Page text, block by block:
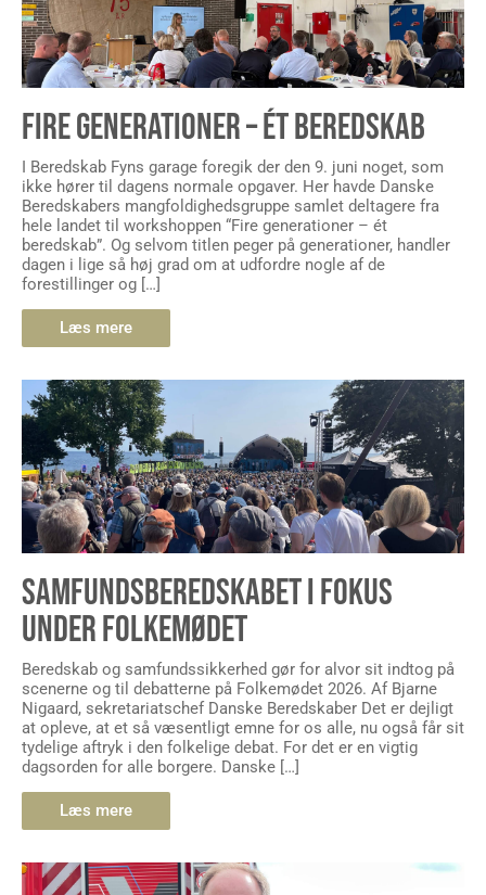
FIRE GENERATIONER – ÉT BEREDSKAB
I Beredskab Fyns garage foregik der den 9. juni noget, som
ikke hører til dagens normale opgaver. Her havde Danske
Beredskabers mangfoldighedsgruppe samlet deltagere fra
hele landet til workshoppen “Fire generationer – ét
beredskab”. Og selvom titlen peger på generationer, handler
dagen i lige så høj grad om at udfordre nogle af de
forestillinger og […]
Læs mere
SAMFUNDSBEREDSKABET I FOKUS
UNDER FOLKEMØDET
Beredskab og samfundssikkerhed gør for alvor sit indtog på
scenerne og til debatterne på Folkemødet 2026. Af Bjarne
Nigaard, sekretariatschef Danske Beredskaber Det er dejligt
at opleve, at et så væsentligt emne for os alle, nu også får sit
tydelige aftryk i den folkelige debat. For det er en vigtig
dagsorden for alle borgere. Danske […]
Læs mere